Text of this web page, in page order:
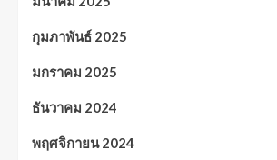
กุมภาพันธ์ 2025
มกราคม 2025
ธันวาคม 2024
พฤศจิกายน 2024